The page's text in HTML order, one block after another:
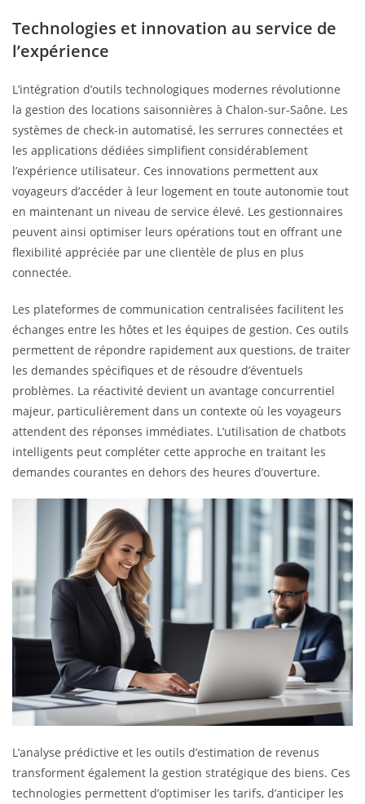
Technologies et innovation au service de
l’expérience
L’intégration d’outils technologiques modernes révolutionne
la gestion des locations saisonnières à Chalon-sur-Saône. Les
systèmes de check-in automatisé, les serrures connectées et
les applications dédiées simplifient considérablement
l’expérience utilisateur. Ces innovations permettent aux
voyageurs d’accéder à leur logement en toute autonomie tout
en maintenant un niveau de service élevé. Les gestionnaires
peuvent ainsi optimiser leurs opérations tout en offrant une
flexibilité appréciée par une clientèle de plus en plus
connectée.
Les plateformes de communication centralisées facilitent les
échanges entre les hôtes et les équipes de gestion. Ces outils
permettent de répondre rapidement aux questions, de traiter
les demandes spécifiques et de résoudre d’éventuels
problèmes. La réactivité devient un avantage concurrentiel
majeur, particulièrement dans un contexte où les voyageurs
attendent des réponses immédiates. L’utilisation de chatbots
intelligents peut compléter cette approche en traitant les
demandes courantes en dehors des heures d’ouverture.
L’analyse prédictive et les outils d’estimation de revenus
transforment également la gestion stratégique des biens. Ces
technologies permettent d’optimiser les tarifs, d’anticiper les